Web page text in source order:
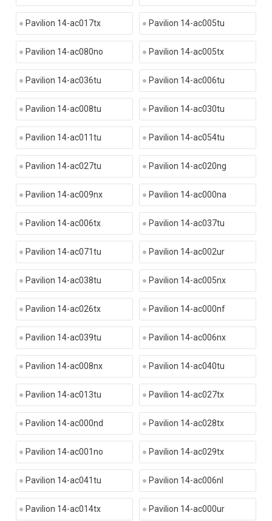
Pavilion 14-ac017tx Pavilion 14-ac005tu
Pavilion 14-ac080no Pavilion 14-ac005tx
Pavilion 14-ac036tu Pavilion 14-ac006tu
Pavilion 14-ac008tu Pavilion 14-ac030tu
Pavilion 14-ac011tu Pavilion 14-ac054tu
Pavilion 14-ac027tu Pavilion 14-ac020ng
Pavilion 14-ac009nx Pavilion 14-ac000na
Pavilion 14-ac006tx Pavilion 14-ac037tu
Pavilion 14-ac071tu Pavilion 14-ac002ur
Pavilion 14-ac038tu Pavilion 14-ac005nx
Pavilion 14-ac026tx Pavilion 14-ac000nf
Pavilion 14-ac039tu Pavilion 14-ac006nx
Pavilion 14-ac008nx Pavilion 14-ac040tu
Pavilion 14-ac013tu Pavilion 14-ac027tx
Pavilion 14-ac000nd Pavilion 14-ac028tx
Pavilion 14-ac001no Pavilion 14-ac029tx
Pavilion 14-ac041tu Pavilion 14-ac006nl
Pavilion 14-ac014tx Pavilion 14-ac000ur